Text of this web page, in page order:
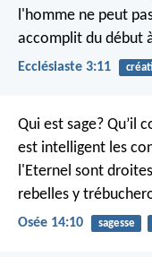
l'homme ne peut
accomplit du début
Ecclésiaste 3:11
Qui est sage? Qu’il
est intelligent les
l'Eternel sont
rebelles y
Osée 14:10 sagesse